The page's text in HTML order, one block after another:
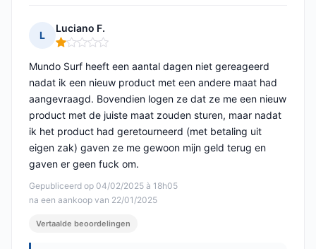
L
Luciano F.
Opmerking: 1 van 5
Gepubliceerd op 04/02/2025 à 18h05
na een aankoop van 22/01/2025
Mundo Surf heeft een aantal dagen niet gereageerd
nadat ik een nieuw product met een andere maat had
aangevraagd. Bovendien logen ze dat ze me een nieuw
product met de juiste maat zouden sturen, maar nadat
ik het product had geretourneerd (met betaling uit
eigen zak) gaven ze me gewoon mijn geld terug en
gaven er geen fuck om.
Vertaalde beoordelingen